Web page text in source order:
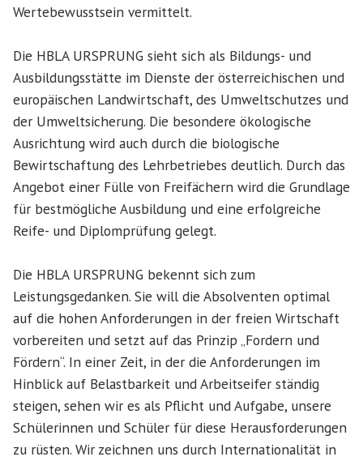
Wertebewusstsein vermittelt.
Die HBLA URSPRUNG sieht sich als Bildungs- und
Ausbildungsstätte im Dienste der österreichischen und
europäischen Landwirtschaft, des Umweltschutzes und
der Umweltsicherung. Die besondere ökologische
Ausrichtung wird auch durch die biologische
Bewirtschaftung des Lehrbetriebes deutlich. Durch das
Angebot einer Fülle von Freifächern wird die Grundlage
für bestmögliche Ausbildung und eine erfolgreiche
Reife- und Diplomprüfung gelegt.
Die HBLA URSPRUNG bekennt sich zum
Leistungsgedanken. Sie will die Absolventen optimal
auf die hohen Anforderungen in der freien Wirtschaft
vorbereiten und setzt auf das Prinzip „Fordern und
Fördern“. In einer Zeit, in der die Anforderungen im
Hinblick auf Belastbarkeit und Arbeitseifer ständig
steigen, sehen wir es als Pflicht und Aufgabe, unsere
Schülerinnen und Schüler für diese Herausforderungen
zu rüsten. Wir zeichnen uns durch Internationalität in